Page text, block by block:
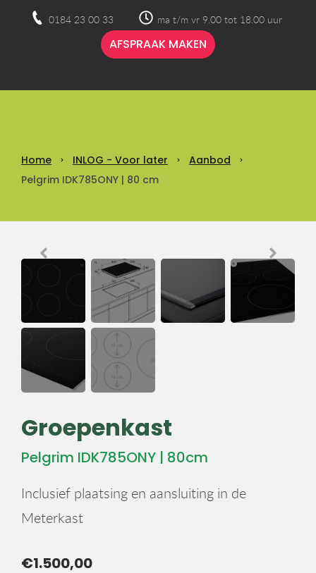
0184 23 00 33 ma t/m vr 9.00 tot 18.00 uur
AFSPRAAK MAKEN
Home INLOG - Voor later
Aanbod
Pelgrim IDK785ONY | 80 cm
Groepenkast
Pelgrim IDK785ONY | 80cm
Inclusief plaatsing en aansluiting in de
Meterkast
€1.500,00